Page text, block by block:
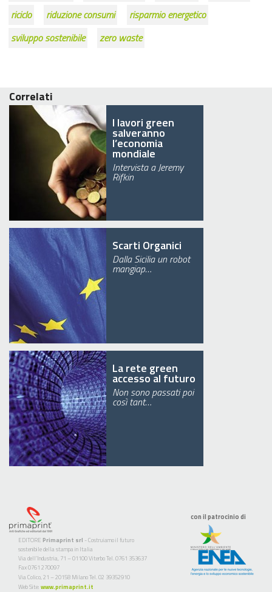
riciclo
riduzione consumi
risparmio energetico
sviluppo sostenibile
zero waste
Correlati
I lavori green
salveranno
l’economia
mondiale
Intervista a Jeremy
Rifkin
Scarti Organici
Dalla Sicilia un robot
mangiap…
La rete green
accesso al futuro
Non sono passati poi
così tant…
EDITORE Primaprint srl - Costruiamo il futuro
sostenibile della stampa in Italia
Via dell’Industria, 71 – 01100 Viterbo Tel. 0761 353637
Fax 0761 270097
Via Colico, 21 – 20158 Milano Tel. 02 39352910
Web Site: www.primaprint.it
con il patrocinio di